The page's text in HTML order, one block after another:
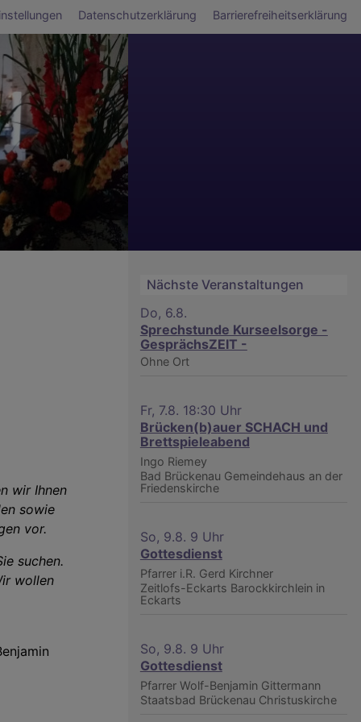
Datenschutzerklärung Barrierefreiheitserklärung
wir Ihnen
sowie
vor.
suchen.
wollen
Nächste Veranstaltungen
Do, 6.8.
Sprechstunde Kurseelsorge -
GesprächsZEIT -
Ohne Ort
Fr, 7.8. 18:30 Uhr
Brücken(b)auer SCHACH und
Brettspieleabend
Ingo Riemey
Bad Brückenau Gemeindehaus an der
Friedenskirche
So, 9.8. 9 Uhr
Gottesdienst
Pfarrer i.R. Gerd Kirchner
Zeitlofs-Eckarts Barockkirchlein in
Eckarts
So, 9.8. 9 Uhr
Gottesdienst
Pfarrer Wolf-Benjamin Gittermann
Staatsbad Brückenau Christuskirche